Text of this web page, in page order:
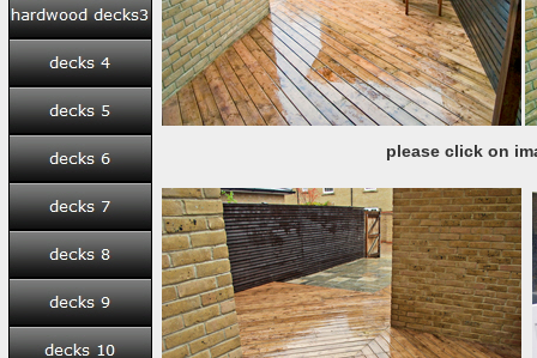
please click on